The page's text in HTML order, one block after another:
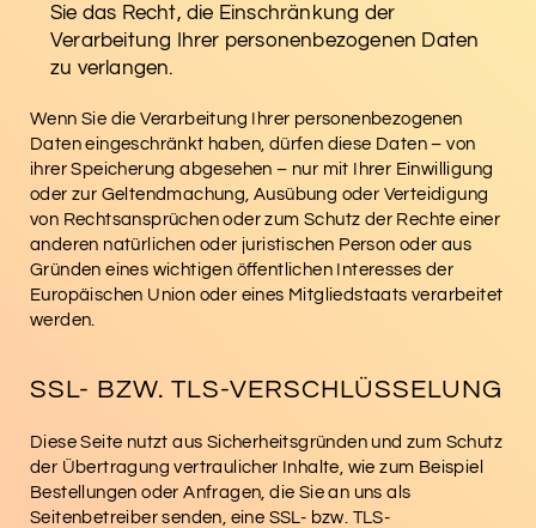
Sie das Recht, die Einschränkung der
Verarbeitung Ihrer personenbezogenen Daten
zu verlangen.
Wenn Sie die Verarbeitung Ihrer personenbezogenen
Daten eingeschränkt haben, dürfen diese Daten – von
ihrer Speicherung abgesehen – nur mit Ihrer Einwilligung
oder zur Geltendmachung, Ausübung oder Verteidigung
von Rechtsansprüchen oder zum Schutz der Rechte einer
anderen natürlichen oder juristischen Person oder aus
Gründen eines wichtigen öffentlichen Interesses der
Europäischen Union oder eines Mitgliedstaats verarbeitet
werden.
SSL- BZW. TLS-VERSCHLÜSSELUNG
Diese Seite nutzt aus Sicherheitsgründen und zum Schutz
der Übertragung vertraulicher Inhalte, wie zum Beispiel
Bestellungen oder Anfragen, die Sie an uns als
Seitenbetreiber senden, eine SSL- bzw. TLS-